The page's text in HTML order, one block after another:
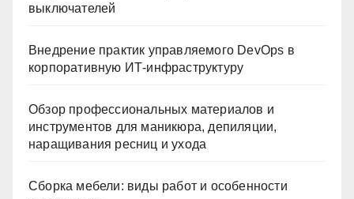
выключателей
Внедрение практик управляемого DevOps в
корпоративную ИТ-инфраструктуру
Обзор профессиональных материалов и
инструментов для маникюра, депиляции,
наращивания ресниц и ухода
Сборка мебели: виды работ и особенности